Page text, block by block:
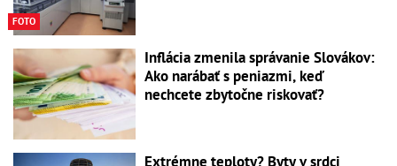
FOTO
Inflácia zmenila správanie Slovákov:
Ako narábať s peniazmi, keď
nechcete zbytočne riskovať?
Extrémne teploty? Byty v srdci